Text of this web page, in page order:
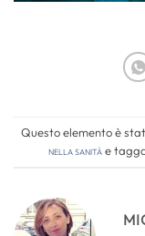
Questo elemento è
nella sanitàe